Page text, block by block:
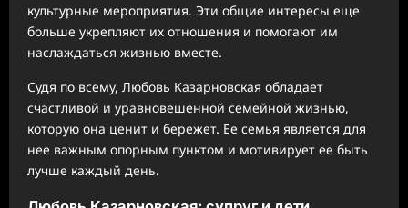
культурные мероприятия. Эти общие интересы еще
больше укрепляют их отношения и помогают им
наслаждаться жизнью вместе.
Судя по всему, Любовь Казарновская обладает
счастливой и уравновешенной семейной жизнью,
которую она ценит и бережет. Ее семья является для
нее важным опорным пунктом и мотивирует ее быть
лучше каждый день.